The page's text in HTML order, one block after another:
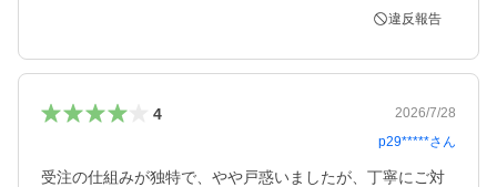
違反報告
4
2026/7/28
p29*****さん
受注の仕組みが独特で、やや戸惑いましたが、丁寧にご対